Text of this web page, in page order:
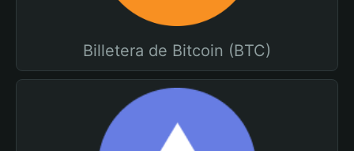
Billetera de Bitcoin (BTC)